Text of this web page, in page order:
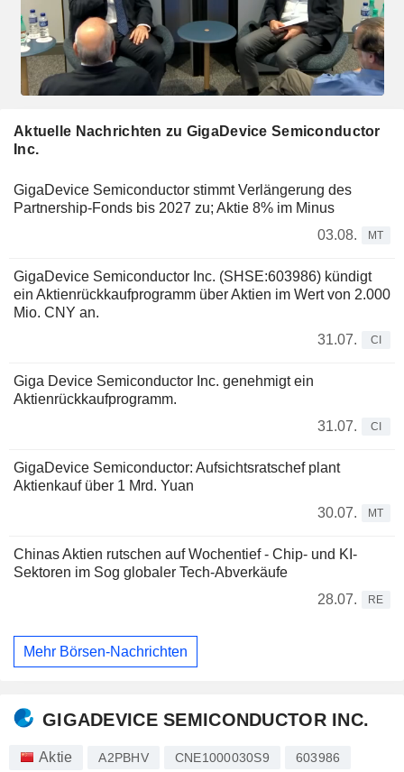
Aktuelle Nachrichten zu GigaDevice Semiconductor
Inc.
GigaDevice Semiconductor stimmt Verlängerung des
Partnership-Fonds bis 2027 zu; Aktie 8% im Minus
03.08.
MT
GigaDevice Semiconductor Inc. (SHSE:603986) kündigt
ein Aktienrückkaufprogramm über Aktien im Wert von 2.000
Mio. CNY an.
31.07.
CI
Giga Device Semiconductor Inc. genehmigt ein
Aktienrückkaufprogramm.
31.07.
CI
GigaDevice Semiconductor: Aufsichtsratschef plant
Aktienkauf über 1 Mrd. Yuan
30.07.
MT
Chinas Aktien rutschen auf Wochentief - Chip- und KI-
Sektoren im Sog globaler Tech-Abverkäufe
28.07.
RE
Mehr Börsen-Nachrichten
GIGADEVICE SEMICONDUCTOR INC.
Aktie A2PBHV CNE1000030S9 603986